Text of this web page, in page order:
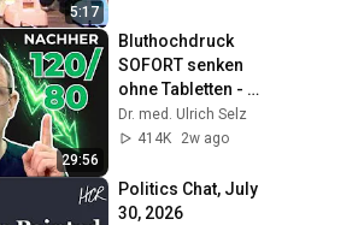
5:17
29:56
Bluthochdruck
SOFORT senken
ohne Tabletten - 3
TOP Methoden
Dr. med. Ulrich Selz
414K
2w ago
Politics Chat, July
30, 2026